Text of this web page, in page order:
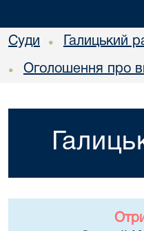
Суди • Галицький
• Оголошення про